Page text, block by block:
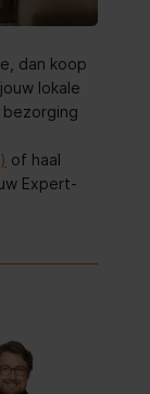
dan koop
lokale
bezorging
of haal
Expert-